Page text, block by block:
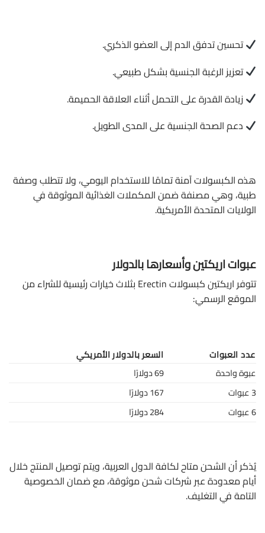
تحسين تدفق الدم إلى العضو الذكري.
تعزيز الرغبة الجنسية بشكل طبيعي.
زيادة القدرة على التحمل أثناء العلاقة الحميمة.
دعم الصحة الجنسية على المدى الطويل.
هذه الكبسولات آمنة تمامًا للاستخدام اليومي، ولا تتطلب وصفة
طبية، وهي مصنفة ضمن المكملات الغذائية الموثوقة في
الولايات المتحدة الأمريكية.
عبوات اريكتين وأسعارها بالدولار
تتوفر اريكتين كبسولات Erectin بثلاث خيارات رئيسية للشراء من
الموقع الرسمي:
عدد العبوات
السعر بالدولار الأمريكي
عبوة واحدة
69 دولارًا
3 عبوات
167 دولارًا
6 عبوات
284 دولارًا
يُذكر أن الشحن متاح لكافة الدول العربية، ويتم توصيل المنتج خلال
أيام معدودة عبر شركات شحن موثوقة، مع ضمان الخصوصية
التامة في التغليف.